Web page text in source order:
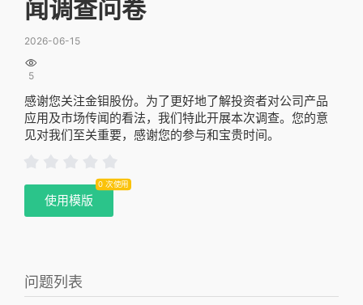
闻调查问卷
2026-06-15

5
感谢您关注金钼股份。为了更好地了解投资者对公司产品
应用及市场传闻的看法，我们特此开展本次调查。您的意
见对我们至关重要，感谢您的参与和宝贵时间。
使用模版
0 次使用
问题列表